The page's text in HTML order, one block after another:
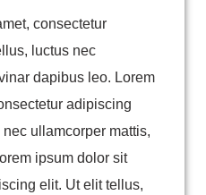
consectetur
luctus nec
dapibus leo. Lorem
adipiscing
ullamcorper mattis,
ipsum dolor sit
elit. Ut elit tellus,